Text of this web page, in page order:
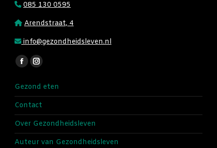
085 130 0595
Arendstraat, 4
info@gezondheidsleven.nl
Vind ons op:
Facebook
opens
in
new
Instagram
opens
in
new
Gezond eten
Contact
Over Gezondheidsleven
Auteur van Gezondheidsleven